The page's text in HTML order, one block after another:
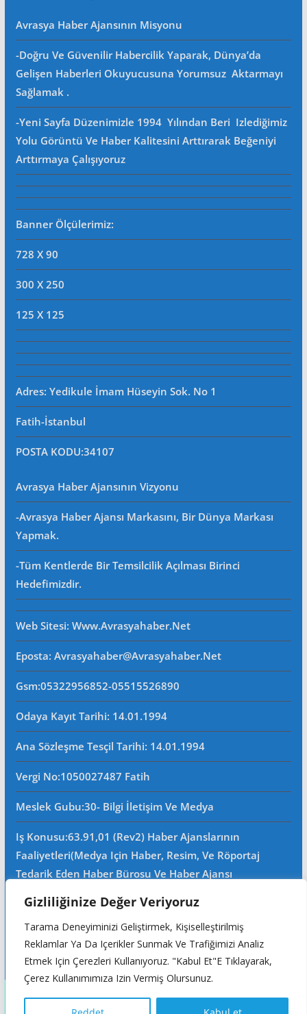
Gizliliğinize Değer Veriyoruz
Tarama Deneyiminizi Geliştirmek, Kişiselleştirilmiş
Reklamlar Ya Da Içerikler Sunmak Ve Trafiğimizi Analiz
Etmek Için Çerezleri Kullanıyoruz. "Kabul Et"e Tıklayarak,
Çerez Kullanımımıza Izin Vermiş Olursunuz.
Avrasya Haber Ajansının Misyonu
-Doğru Ve Güvenilir Habercilik Yaparak, Dünya’da
Gelişen Haberleri Okuyucusuna Yorumsuz Aktarmayı
Sağlamak .
-Yeni Sayfa Düzenimizle 1994 Yılından Beri Izlediğimiz
Yolu Görüntü Ve Haber Kalitesini Arttırarak Beğeniyi
Arttırmaya Çalışıyoruz
Banner Ölçülerimiz:
728 X 90
300 X 250
125 X 125
Adres: Yedikule İmam Hüseyin Sok. No 1
Fatih-İstanbul
POSTA KODU:34107
Avrasya Haber Ajansının Vizyonu
-Avrasya Haber Ajansı Markasını, Bir Dünya Markası
Yapmak.
-Tüm Kentlerde Bir Temsilcilik Açılması Birinci
Hedefimizdir.
Web Sitesi: Www.avrasyahaber.net
Eposta: Avrasyahaber@avrasyahaber.net
Gsm:05322956852-05515526890
Odaya Kayıt Tarihi: 14.01.1994
Ana Sözleşme Tesçil Tarihi: 14.01.1994
Vergi No:1050027487 Fatih
Meslek Gubu:30- Bilgi İletişim Ve Medya
Iş Konusu:63.91,01 (Rev2) Haber Ajanslarının
Faaliyetleri(Medya Için Haber, Resim, Ve Röportaj
Tedarik Eden Haber Bürosu Ve Haber Ajansı
Filimcilik, Yayıncılık, Prodöktörlük, Reklamcılık Işleri Ile
Ana Sözleşmede Yazılı Olan Diğer Işleri Yapar.
Mersis No: 0105002748700015